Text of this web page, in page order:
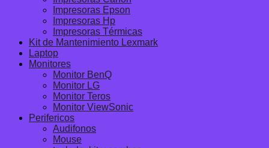
Impresoras Epson
Impresoras Hp
Impresoras Térmicas
Kit de Mantenimiento Lexmark
Laptop
Monitores
Monitor BenQ
Monitor LG
Monitor Teros
Monitor ViewSonic
Perifericos
Audifonos
Mouse